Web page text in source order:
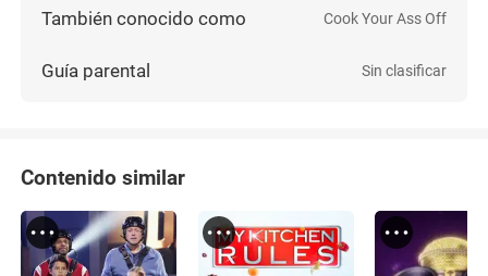
También conocido como Cook Your Ass Off
Guía parental Sin clasificar
Contenido similar